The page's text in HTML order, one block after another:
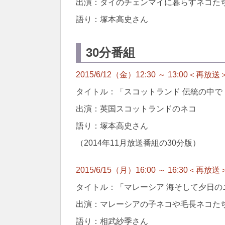
出演：タイのチェンマイに暮らすネコた
語り：塚本高史さん
30分番組
2015/6/12（金）12:30 ～ 13:00＜再放送
タイトル：「スコットランド 伝統の中で
出演：英国スコットランドのネコ
語り：塚本高史さん
（2014年11月放送番組の30分版）
2015/6/15（月）16:00 ～ 16:30＜再放送
タイトル：「マレーシア 海そして夕日の
出演：マレーシアの子ネコや毛長ネコた
語り：相武紗季さん